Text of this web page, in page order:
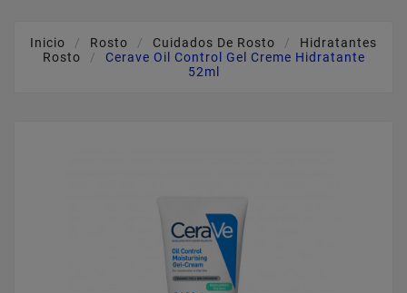
Inicio Rosto Cuidados De Rosto
Hidratantes
Rosto
Cerave Oil Control Gel Creme Hidratante
52ml